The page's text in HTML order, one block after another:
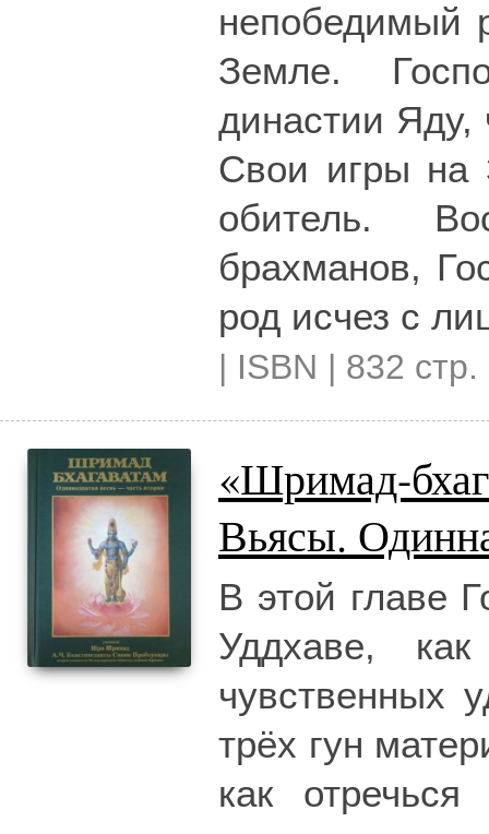
непобедимый
Земле.
династии Яду,
Свои игры на
обитель.
брахманов,
род исчез с
| ISBN | 832 стр.
«Шримад-
Вьясы.
В этой главе
Уддхаве,
чувственных
трёх гун
как